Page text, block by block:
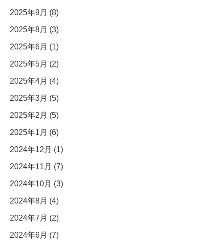
2025年9月 (8)
2025年8月 (3)
2025年6月 (1)
2025年5月 (2)
2025年4月 (4)
2025年3月 (5)
2025年2月 (5)
2025年1月 (6)
2024年12月 (1)
2024年11月 (7)
2024年10月 (3)
2024年8月 (4)
2024年7月 (2)
2024年6月 (7)